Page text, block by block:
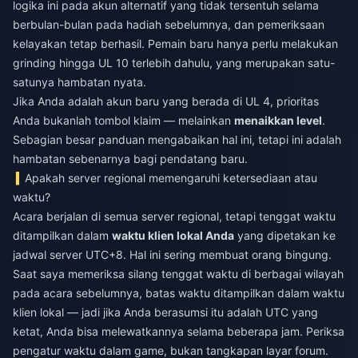
logika ini pada akun alternatif yang tidak tersentuh selama
berbulan-bulan pada hadiah sebelumnya, dan pemeriksaan
kelayakan tetap berhasil. Pemain baru hanya perlu melakukan
grinding hingga UL 10 terlebih dahulu, yang merupakan satu-
satunya hambatan nyata.
Jika Anda adalah akun baru yang berada di UL 4, prioritas
Anda bukanlah tombol klaim — melainkan menaikkan level.
Sebagian besar panduan mengabaikan hal ini, tetapi ini adalah
hambatan sebenarnya bagi pendatang baru.
Apakah server regional memengaruhi ketersediaan atau
waktu?
Acara berjalan di semua server regional, tetapi tenggat waktu
ditampilkan dalam waktu klien lokal Anda yang dipetakan ke
jadwal server UTC+8. Hal ini sering membuat orang bingung.
Saat saya memeriksa silang tenggat waktu di berbagai wilayah
pada acara sebelumnya, batas waktu ditampilkan dalam waktu
klien lokal — jadi jika Anda berasumsi itu adalah UTC yang
ketat, Anda bisa melewatkannya selama beberapa jam. Periksa
pengatur waktu dalam game, bukan tangkapan layar forum.